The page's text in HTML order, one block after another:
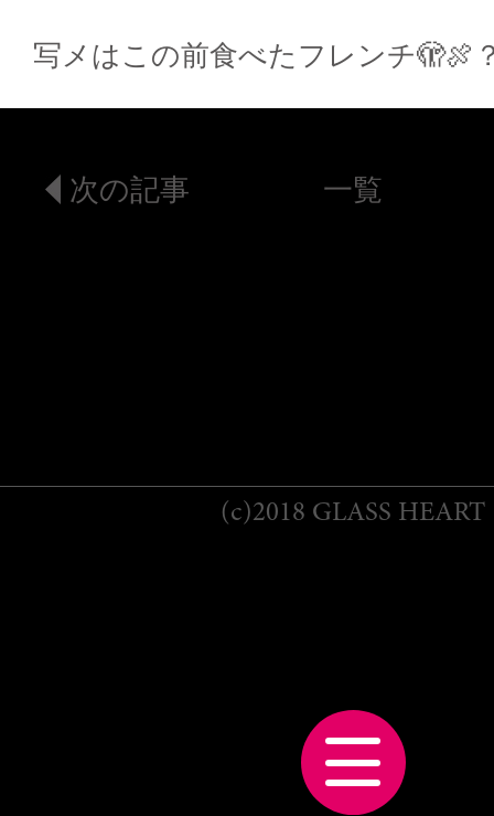
写メはこの前食べたフレンチ🫣🍖
次の記事 一覧
(c)2018 GLASS HEART